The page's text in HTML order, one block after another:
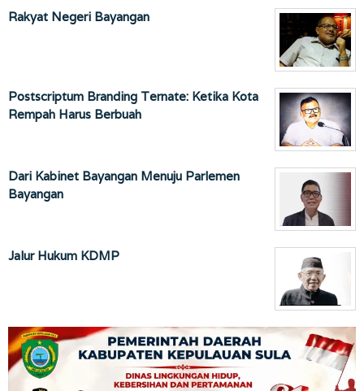
Rakyat Negeri Bayangan
Postscriptum Branding Ternate: Ketika Kota
Rempah Harus Berbuah
Dari Kabinet Bayangan Menuju Parlemen
Bayangan
Jalur Hukum KDMP